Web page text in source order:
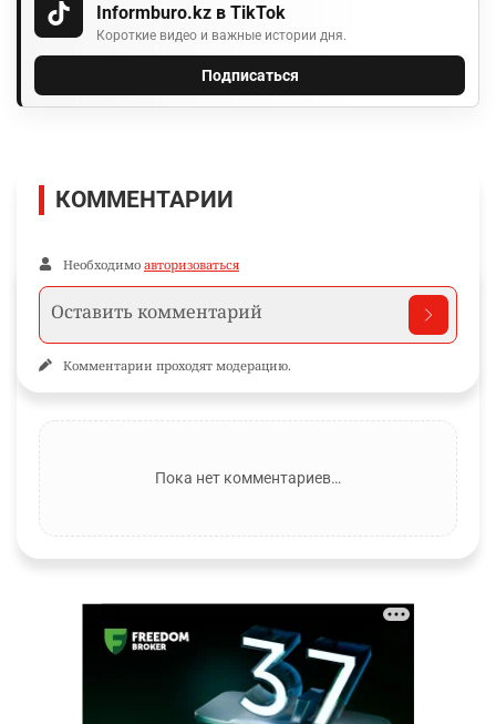
Informburo.kz в TikTok
Короткие видео и важные истории дня.
Подписаться
КОММЕНТАРИИ
Необходимо авторизоваться
Комментарии проходят модерацию.
Пока нет комментариев…